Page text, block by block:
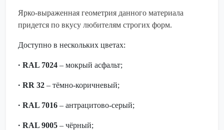
Ярко-выраженная геометрия данного материала
придется по вкусу любителям строгих форм.
Доступно в нескольких цветах:
· RAL 7024 – мокрый асфальт;
· RR 32 – тёмно-коричневый;
· RAL 7016 – антрацитово-серый;
· RAL 9005 – чёрный;